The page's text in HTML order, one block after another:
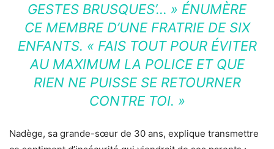
GESTES BRUSQUES’… » ÉNUMÈRE
CE MEMBRE D’UNE FRATRIE DE SIX
ENFANTS. « FAIS TOUT POUR ÉVITER
AU MAXIMUM LA POLICE ET QUE
RIEN NE PUISSE SE RETOURNER
CONTRE TOI. »
Nadège, sa grande-sœur de 30 ans, explique transmettre